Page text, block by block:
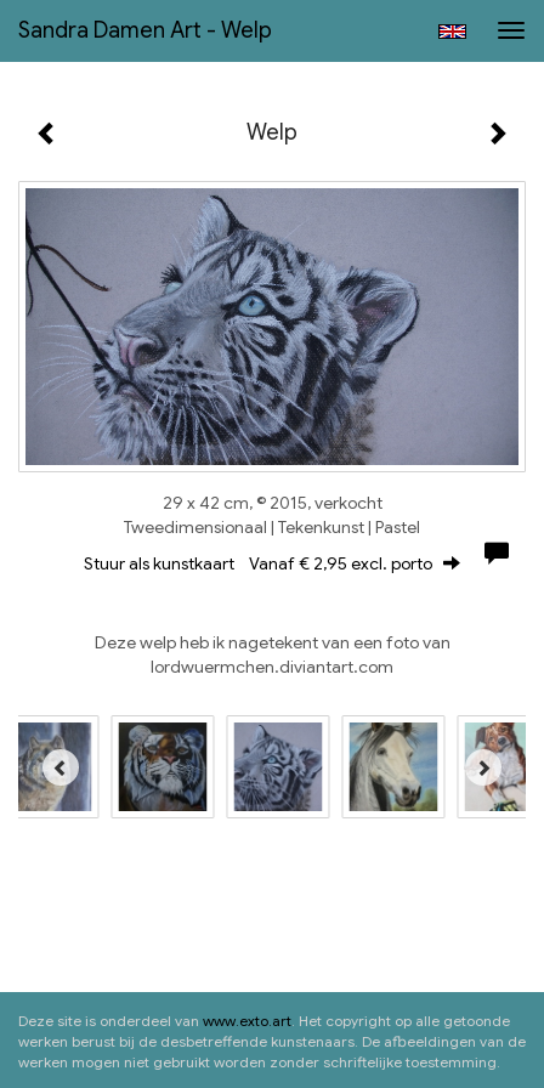
Sandra Damen Art - Welp
Welp
29 x 42 cm, © 2015, verkocht
Tweedimensionaal | Tekenkunst | Pastel
Stuur als kunstkaart Vanaf € 2,95 excl. porto
Deze welp heb ik nagetekent van een foto van
lordwuermchen.diviantart.com
Deze site is onderdeel van www.exto.art. Het copyright op alle getoonde
werken berust bij de desbetreffende kunstenaars. De afbeeldingen van de
werken mogen niet gebruikt worden zonder schriftelijke toestemming.